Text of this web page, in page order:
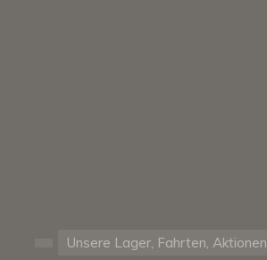
StartUnsere Lager, Fahrten, Aktionen